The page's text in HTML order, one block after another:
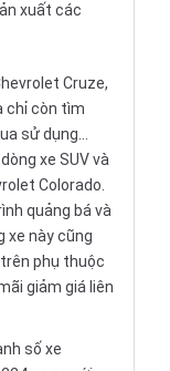
xuất các
Cruze,
chỉ còn tìm
sử dụng…
xe SUV và
Colorado.
quảng bá và
xe này cũng
phụ thuộc
giảm giá liên
số xe